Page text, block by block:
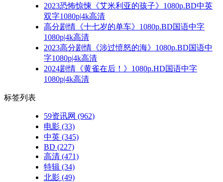
2023恐怖惊悚《艾米利亚的孩子》1080p.BD中英
双字1080p|4k高清
高分剧情《十七岁的单车》1080p.BD国语中字
1080p|4k高清
2023高分剧情《涉过愤怒的海》1080p.BD国语中
字1080p|4k高清
2024剧情《黄雀在后！》1080p.HD国语中字
1080p|4k高清
标签列表
59资讯网 (962)
电影 (33)
中英 (345)
BD (227)
高清 (471)
特辑 (34)
北影 (49)